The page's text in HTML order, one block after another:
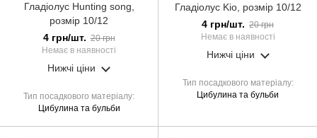
Гладіолус Hunting song,
розмір 10/12
4 грн/шт. 20 грн
Немає в наявності
Нижчі ціни
Тип посадкового матеріалу
Цибулина та бульби
Гладіолус Kio, розмір 10/12
4 грн/шт. 20 грн
Немає в наявності
Нижчі ціни
Тип посадкового матеріалу
Цибулина та бульби